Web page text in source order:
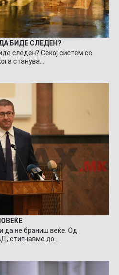
БИДЕ СЛЕДЕН?
следен? Секој систем се
станува…
да не браниш веќе. Од
стигнавме до…